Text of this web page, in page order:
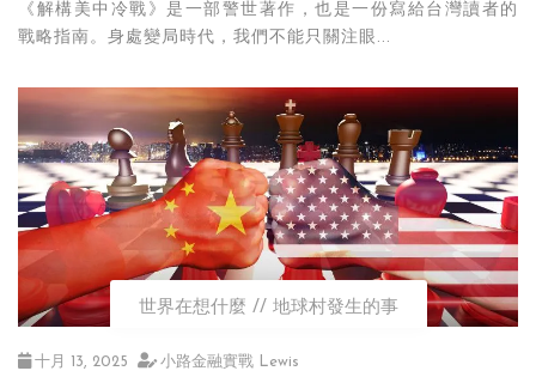
《解構美中冷戰》是一部警世著作，也是一份寫給台灣讀者的
戰略指南。身處變局時代，我們不能只關注眼...
世界在想什麼 地球村發生的事
十月 13, 2025 小路金融實戰 Lewis